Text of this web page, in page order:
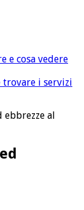
e cosa vedere
trovare i servizi
ebbrezze al